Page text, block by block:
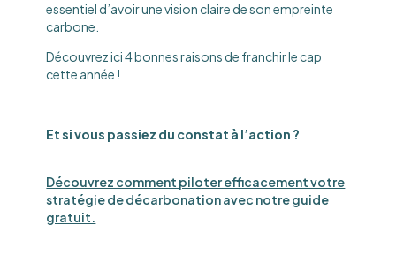
essentiel d’avoir une vision claire de son empreinte
carbone.
Découvrez ici 4 bonnes raisons de franchir le cap
cette année !
Et si vous passiez du constat à l’action ?
Découvrez comment piloter efficacement votre
stratégie de décarbonation avec notre guide
gratuit.